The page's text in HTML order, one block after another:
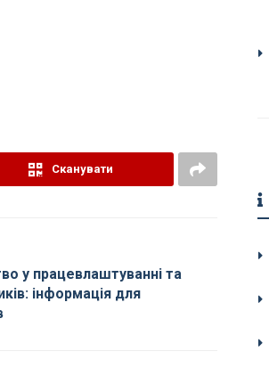
Сканувати
у працевлаштуванні та
інформація для